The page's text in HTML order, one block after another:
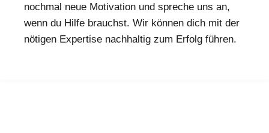
nochmal neue Motivation und spreche uns an,
wenn du Hilfe brauchst. Wir können dich mit der
nötigen Expertise nachhaltig zum Erfolg führen.